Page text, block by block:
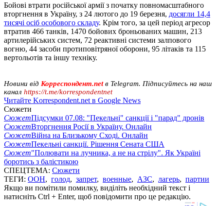
Бойові втрати російської армії з початку повномасштабного
вторгнення в Україну, з 24 лютого до 19 березня, досягли 14,4
тисячі осіб особового складу. Крім того, за цей період агресор
втратив 466 танків, 1470 бойових броньованих машин, 213
артилерійських систем, 72 реактивні системи залпового
вогню, 44 засоби протиповітряної оборони, 95 літаків та 115
вертольотів та іншу техніку.
Новини від Корреспондент.netв Telegram. Підписуйтесь на наш
канал https://t.me/korrespondentnet
Читайте Korrespondent.net в Google News
Сюжети
СюжетПідсумки 07.08: "Пекельні" санкції і "парад" дронів
СюжетВторгнення Росії в Україну. Онлайн
СюжетВійна на Близькому Сході. Онлайн
СюжетПекельні санкції. Рішення Сената США
Сюжет"Полювати на лучника, а не на стрілу". Як Україні
боротись з балістикою
СПЕЦТЕМА: Сюжети
ТЕГИ: ООН, голод, запрет, военные, АЗС, лагерь, партии
Якщо ви помітили помилку, виділіть необхідний текст і
натисніть Ctrl + Enter, щоб повідомити про це редакцію.